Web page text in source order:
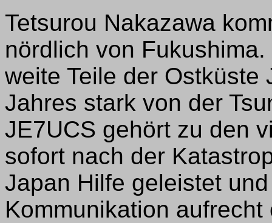
Tetsurou Nakazawa
nördlich von
weite Teile der Ostküste
Jahres stark von der
JE7UCS gehört zu den
sofort nach der
Japan Hilfe geleistet
Kommunikation